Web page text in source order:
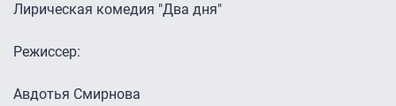
Лирическая комедия "Два дня"
Режиссер:
Авдотья Смирнова